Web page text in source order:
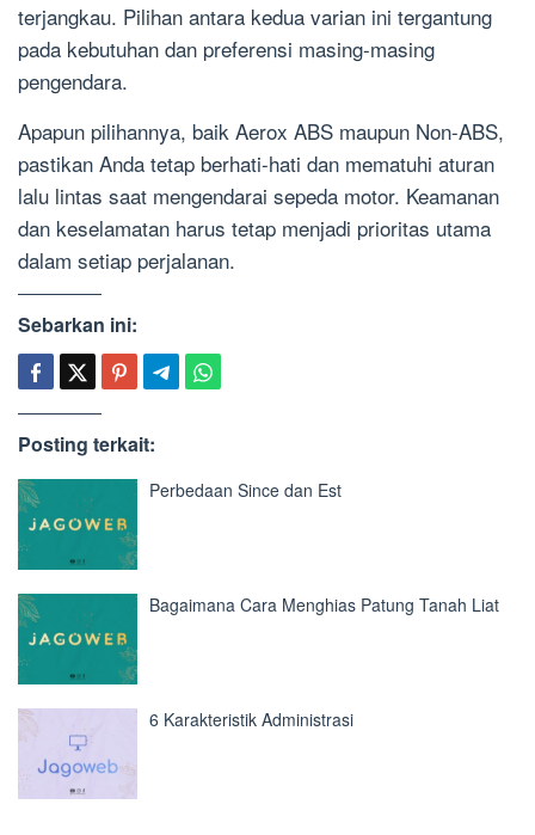
terjangkau. Pilihan antara kedua varian ini tergantung
pada kebutuhan dan preferensi masing-masing
pengendara.
Apapun pilihannya, baik Aerox ABS maupun Non-ABS,
pastikan Anda tetap berhati-hati dan mematuhi aturan
lalu lintas saat mengendarai sepeda motor. Keamanan
dan keselamatan harus tetap menjadi prioritas utama
dalam setiap perjalanan.
Sebarkan ini:
Posting terkait:
Perbedaan Since dan Est
Bagaimana Cara Menghias Patung Tanah Liat
6 Karakteristik Administrasi